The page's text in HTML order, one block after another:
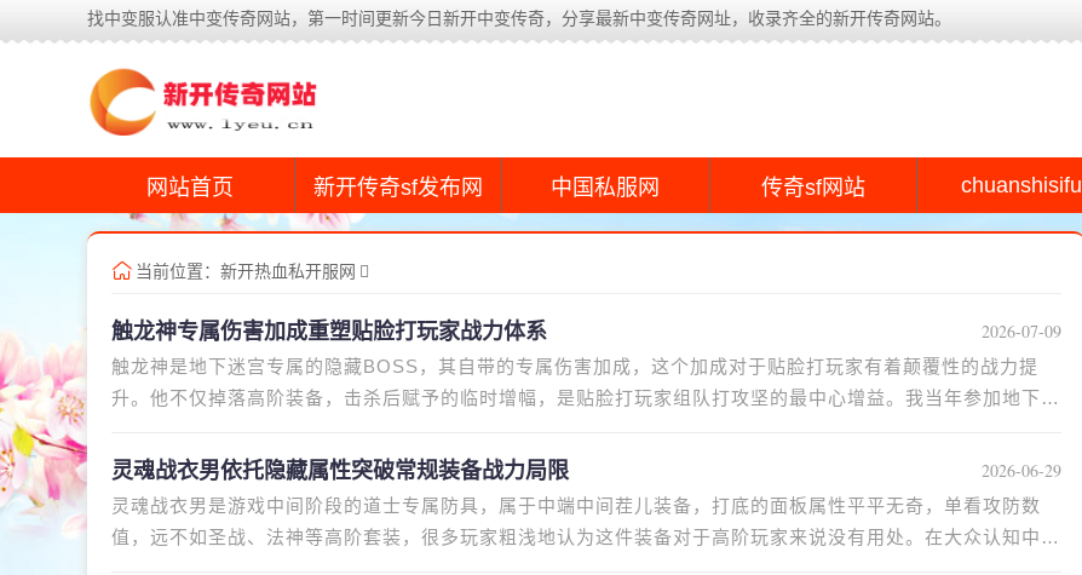
找中变服认准中变传奇网站，第一时间更新今日新开中变传奇，分享最新中变传奇网址，收录齐全的新开传奇网站。
网站首页 新开传奇sf发布网 中国私服网 传奇sf网站 chuanshisifu
当前位置： 新开热血私开服网
触龙神专属伤害加成重塑贴脸打玩家战力体系
触龙神是地下迷宫专属的隐藏BOSS，其自带的专属伤害加成，这个加成对于贴脸打玩家有着颠覆性的战力提
升。他不仅掉落高阶装备，击杀后赋予的临时增幅，是贴脸打玩家组队打攻坚的最中心增益。我当年参加地下迷
2026-07-09
灵魂战衣男依托隐藏属性突破常规装备战力局限
灵魂战衣男是游戏中间阶段的道士专属防具，属于中端中间茬儿装备，打底的面板属性平平无奇，单看攻防数
值，远不如圣战、法神等高阶套装，很多玩家粗浅地认为这件装备对于高阶玩家来说没有用处。在大众认知中，
2026-06-29